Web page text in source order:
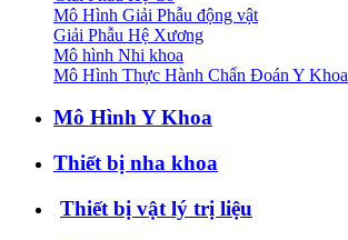
Mô Hình Giải Phẫu động vật
Giải Phẫu Hệ Xương
Mô hình Nhi khoa
Mô Hình Thực Hành Chẩn Đoán Y Khoa
Mô Hình Y Khoa
Thiết bị nha khoa
Thiết bị vật lý trị liệu